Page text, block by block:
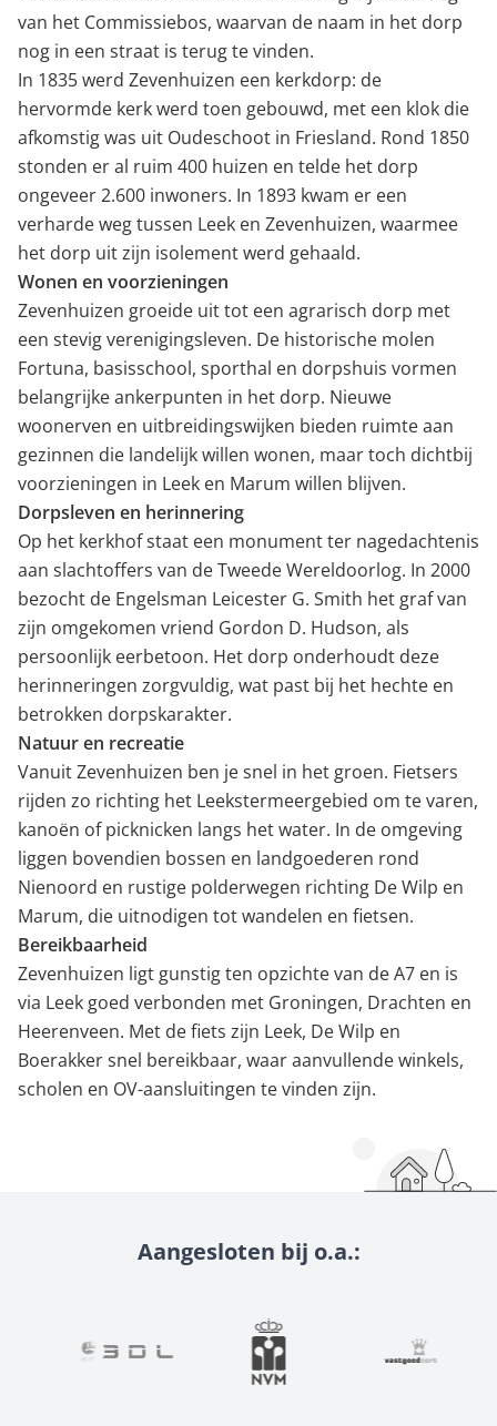
van het Commissiebos, waarvan de naam in het dorp
nog in een straat is terug te vinden.
In 1835 werd Zevenhuizen een kerkdorp: de
hervormde kerk werd toen gebouwd, met een klok die
afkomstig was uit Oudeschoot in Friesland. Rond 1850
stonden er al ruim 400 huizen en telde het dorp
ongeveer 2.600 inwoners. In 1893 kwam er een
verharde weg tussen Leek en Zevenhuizen, waarmee
het dorp uit zijn isolement werd gehaald.
Wonen en voorzieningen
Zevenhuizen groeide uit tot een agrarisch dorp met
een stevig verenigingsleven. De historische molen
Fortuna, basisschool, sporthal en dorpshuis vormen
belangrijke ankerpunten in het dorp. Nieuwe
woonerven en uitbreidingswijken bieden ruimte aan
gezinnen die landelijk willen wonen, maar toch dichtbij
voorzieningen in Leek en Marum willen blijven.
Dorpsleven en herinnering
Op het kerkhof staat een monument ter nagedachtenis
aan slachtoffers van de Tweede Wereldoorlog. In 2000
bezocht de Engelsman Leicester G. Smith het graf van
zijn omgekomen vriend Gordon D. Hudson, als
persoonlijk eerbetoon. Het dorp onderhoudt deze
herinneringen zorgvuldig, wat past bij het hechte en
betrokken dorpskarakter.
Natuur en recreatie
Vanuit Zevenhuizen ben je snel in het groen. Fietsers
rijden zo richting het Leekstermeergebied om te varen,
kanoën of picknicken langs het water. In de omgeving
liggen bovendien bossen en landgoederen rond
Nienoord en rustige polderwegen richting De Wilp en
Marum, die uitnodigen tot wandelen en fietsen.
Bereikbaarheid
Zevenhuizen ligt gunstig ten opzichte van de A7 en is
via Leek goed verbonden met Groningen, Drachten en
Heerenveen. Met de fiets zijn Leek, De Wilp en
Boerakker snel bereikbaar, waar aanvullende winkels,
scholen en OV-aansluitingen te vinden zijn.
Aangesloten bij o.a.: